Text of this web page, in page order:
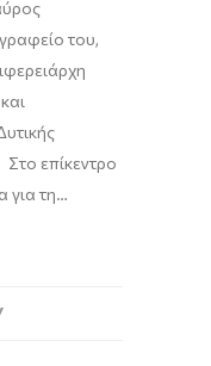
του,
επίκεντρο
για τη…